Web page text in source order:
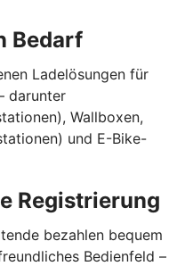
Bedarf
Ladelösungen für
darunter
Wallboxen,
und E-Bike-
Registrierung
bezahlen bequem
Bedienfeld –